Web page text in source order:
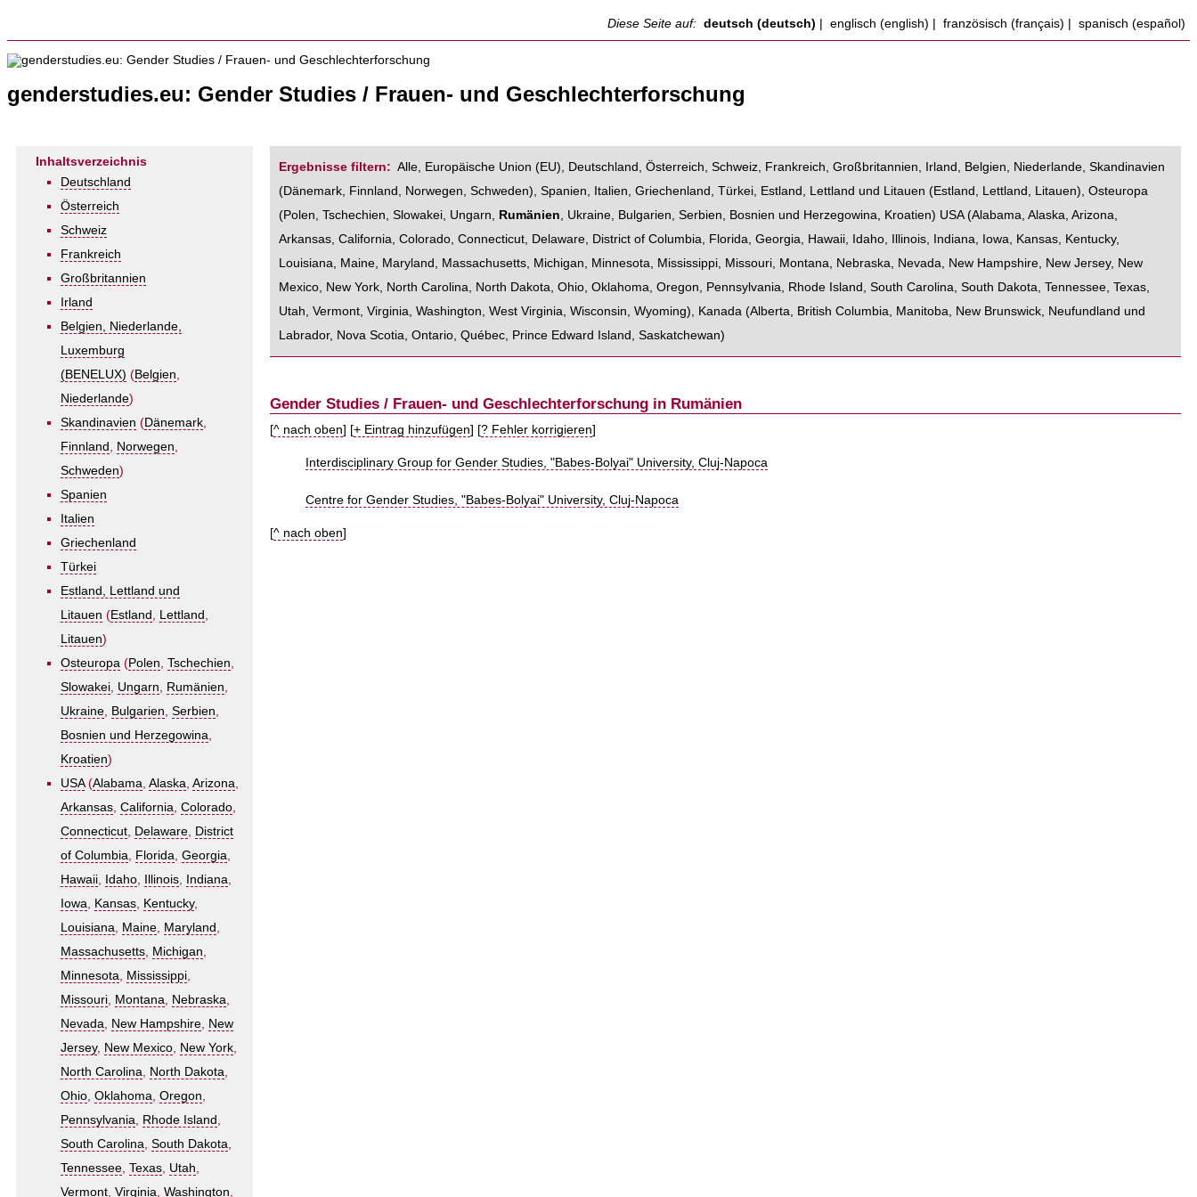
Diese Seite auf: deutsch (deutsch) englisch (english) französisch (français) spanisch (español)
genderstudies.eu: Gender Studies / Frauen- und Geschlechterforschung
Inhaltsverzeichnis
Deutschland
Österreich
Schweiz
Frankreich
Großbritannien
Irland
Belgien, Niederlande,
Luxemburg
(BENELUX) (Belgien,
Niederlande)
Skandinavien (Dänemark,
Finnland , Norwegen,
Schweden)
Spanien
Italien
Griechenland
Türkei
Estland, Lettland und
Litauen (Estland , Lettland ,
Litauen)
Osteuropa (Polen, Tschechien,
Slowakei, Ungarn, Rumänien,
Ukraine, Bulgarien, Serbien,
Bosnien und Herzegowina,
Kroatien)
USA(Alabama, Alaska, Arizona,
Arkansas, California, Colorado,
Connecticut, Delaware, District
of Columbia, Florida, Georgia,
Hawaii, Idaho, Illinois, Indiana,
Iowa, Kansas, Kentucky,
Louisiana, Maine, Maryland ,
Massachusetts, Michigan,
Minnesota, Mississippi,
Missouri, Montana, Nebraska,
Nevada, New Hampshire, New
Jersey, New Mexico, New York,
North Carolina, North Dakota,
Ohio, Oklahoma, Oregon,
Pennsylvania, Rhode Island ,
South Carolina, South Dakota,
Tennessee, Texas, Utah,
Vermont, Virginia, Washington,
Ergebnisse filtern: Alle, Europäische Union (EU), Deutschland ,Österreich,Schweiz, Frankreich,Großbritannien, Irland , Belgien, Niederlande,Skandinavien
(Dänemark, Finnland , Norwegen,Schweden),Spanien, Italien,Griechenland ,Türkei, Estland, Lettland und Litauen (Estland , Lettland , Litauen),Osteuropa
(Polen,Tschechien,Slowakei, Ungarn, Rumänien, Ukraine, Bulgarien,Serbien, Bosnien und Herzegowina, Kroatien) USA(Alabama,Alaska,Arizona,
Arkansas,California,Colorado,Connecticut, Delaware, District of Columbia, Florida,Georgia, Hawaii, Idaho, Illinois, Indiana, Iowa, Kansas, Kentucky,
Louisiana, Maine, Maryland , Massachusetts, Michigan, Minnesota, Mississippi, Missouri, Montana, Nebraska, Nevada, New Hampshire, New Jersey, New
Mexico, New York, North Carolina, North Dakota,Ohio,Oklahoma,Oregon, Pennsylvania, Rhode Island ,South Carolina,South Dakota,Tennessee,Texas,
Utah,Vermont,Virginia,Washington,West Virginia,Wisconsin,Wyoming), Kanada (Alberta, British Columbia, Manitoba, New Brunswick, Neufundland und
Labrador, Nova Scotia,Ontario,Québec, Prince Edward Island ,Saskatchewan)
Gender Studies / Frauen- und Geschlechterforschung in Rumänien
[^ nach oben] [+ Eintrag hinzufügen] [? Fehler korrigieren]
Interdisciplinary Group for Gender Studies, "Babes-Bolyai" University, Cluj-Napoca
Centre for Gender Studies, "Babes-Bolyai" University, Cluj-Napoca
[^ nach oben]